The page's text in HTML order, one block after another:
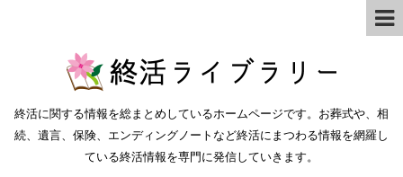
終活に関する情報を総まとめしているホームページです。お葬式や、相
続、遺言、保険、エンディングノートなど終活にまつわる情報を網羅し
ている終活情報を専門に発信していきます。